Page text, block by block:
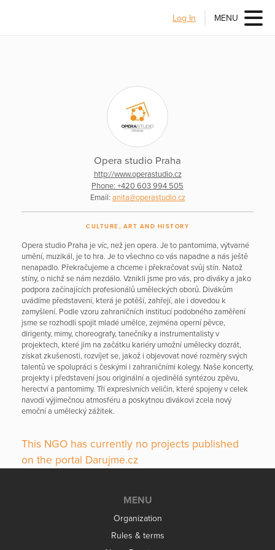
Log In MENU
Opera studio Praha
http://www.operastudio.cz
Phone: +420 603 994 505
Email: anita@operastudio.cz
CULTURE, ART AND HISTORY
Opera studio Praha je víc, než jen opera. Je to pantomima, výtvarné
umění, muzikál, je to hra. Je to všechno co vás napadne a nás ještě
nenapadlo. Překračujeme a chceme i překračovat svůj stín. Natož
stíny, o nichž se nám nezdálo. Vznikli jsme pro vás, pro diváky a jako
podpora začínajících profesionálů uměleckých oborů. Divákům
uvádíme představení, která je potěší, zahřejí, ale i dovedou k
zamyšlení. Podle vzoru zahraničních institucí podobného zaměření
jsme se rozhodli spojit mladé umělce, zejména operní pěvce,
dirigenty, mimy, choreografy, tanečníky a instrumentalisty v
projektech, které jim na začátku kariéry umožní umělecky dozrát,
získat zkušenosti, rozvíjet se, jakož i objevovat nové rozměry svých
talentů ve spolupráci s českými i zahraničními kolegy. Naše koncerty,
projekty i představení jsou originální a ojedinělá syntézou zpěvu,
herectví a pantomimy. Tří expresivních veličin, které spojeny v celek
navodí výjimečnou atmosféru a poskytnou divákovi zcela nový
emoční a umělecký zážitek.
This NGO has currently no projects published
on the portal Darujme.cz
MENU
Organization
Rules & terms